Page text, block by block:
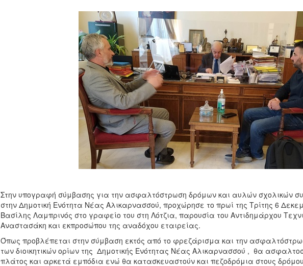
Στην υπογραφή σύμβασης για την ασφαλτόστρωση δρόμων και αυλών σχολικών
στην Δημοτική Ενότητα Νέας Αλικαρνασσού, προχώρησε το πρωί της Τρίτης 6
Βασίλης Λαμπρινός στο γραφείο του στη Λότζια, παρουσία του Αντιδημάρχου
Αναστασάκη και εκπροσώπου της αναδόχου εταιρείας.
Όπως προβλέπεται στην σύμβαση εκτός από το φρεζάρισμα και την
των διοικητικών ορίων της Δημοτικής Ενότητας Νέας Αλικαρνασσού , θα
πλάτος και αρκετά εμπόδια ενώ θα κατασκευαστούν και πεζοδρόμια στους